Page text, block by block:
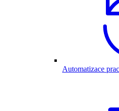
Automatizace